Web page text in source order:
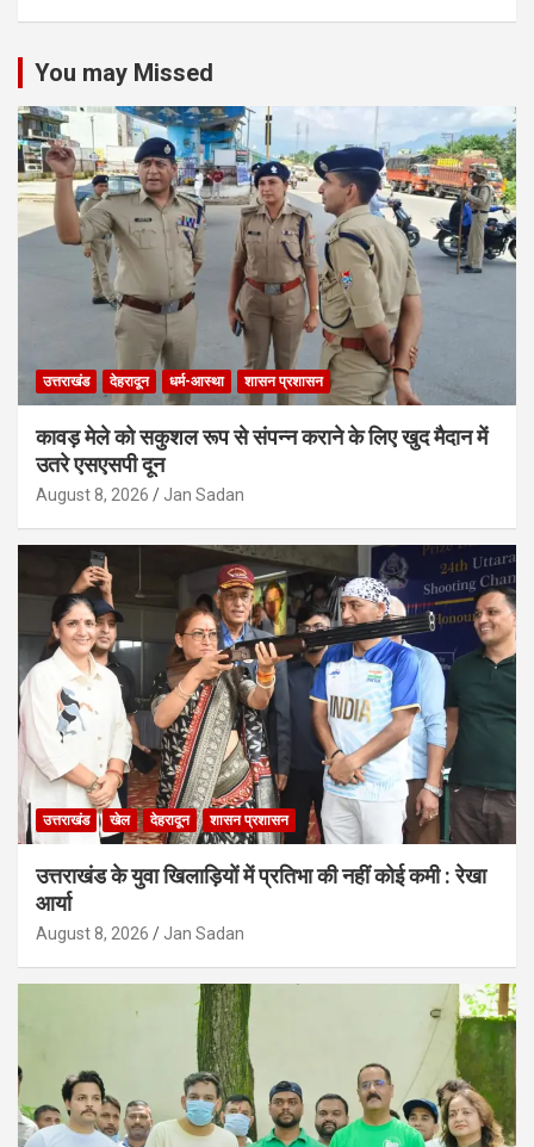
You may Missed
उत्तराखंड देहरादून धर्म-आस्था शासन प्रशासन
कावड़ मेले को सकुशल रूप से संपन्न कराने के लिए खुद मैदान में
उतरे एसएसपी दून
August 8, 2026 Jan Sadan
उत्तराखंड खेल देहरादून शासन प्रशासन
उत्तराखंड के युवा खिलाड़ियों में प्रतिभा की नहीं कोई कमी : रेखा
आर्या
August 8, 2026 Jan Sadan